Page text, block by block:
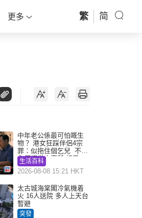
更多 繁 简
中年老公係最可怕嘅生
物？ 港女狂踩伴侶4宗
罪：似拖住個乞兒 不解
為何經常去廁所 網民一
語道破
生活百科
2026-08-08 15:21 HKT
太古城海棠閣冷氣機着
火 16人送院 多人上天台
暫避
突發